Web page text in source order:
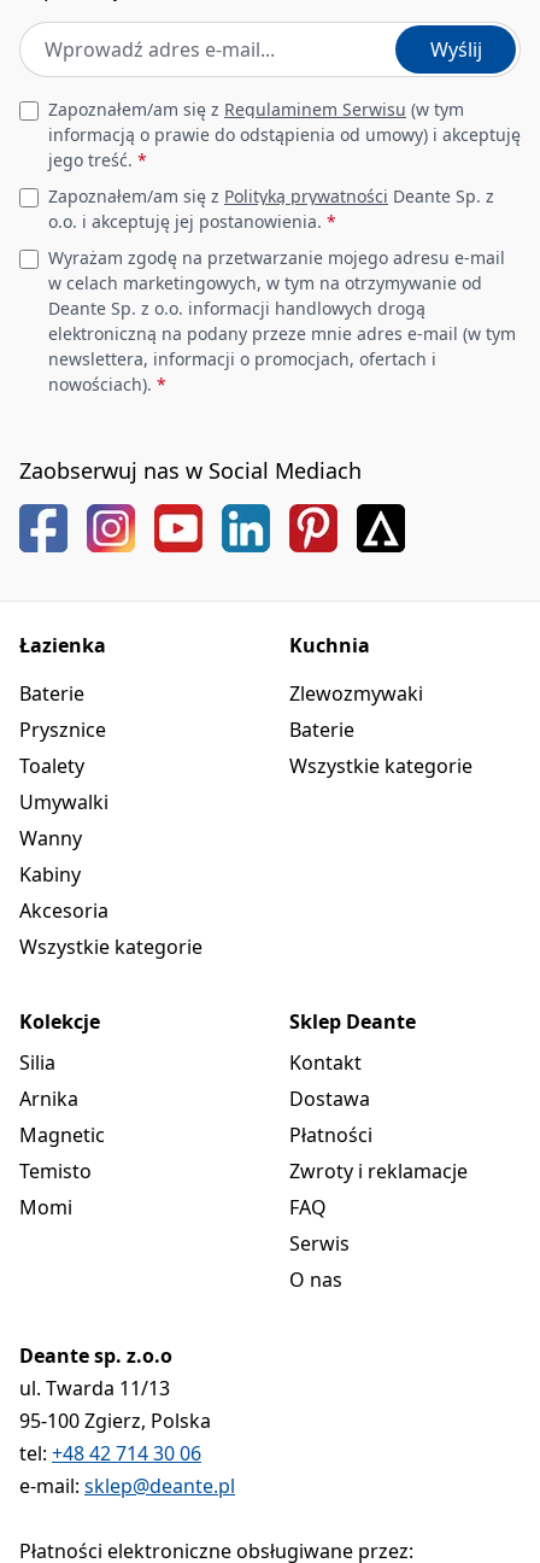
Adres e-mail *
Wyślij
Leave this field empty
Zapoznałem/am się z Regulaminem Serwisu (w tym
informacją o prawie do odstąpienia od umowy) i akceptuję
jego treść. *
Zapoznałem/am się z Polityką prywatności Deante Sp. z
o.o. i akceptuję jej postanowienia. *
Wyrażam zgodę na przetwarzanie mojego adresu e-mail
w celach marketingowych, w tym na otrzymywanie od
Deante Sp. z o.o. informacji handlowych drogą
elektroniczną na podany przeze mnie adres e-mail (w tym
newslettera, informacji o promocjach, ofertach i
nowościach). *
Zaobserwuj nas w Social Mediach
Łazienka
Baterie
Prysznice
Toalety
Umywalki
Wanny
Kabiny
Akcesoria
Wszystkie kategorie
Kuchnia
Zlewozmywaki
Baterie
Wszystkie kategorie
Kolekcje
Silia
Arnika
Magnetic
Temisto
Momi
Sklep Deante
Kontakt
Dostawa
Płatności
Zwroty i reklamacje
FAQ
Serwis
O nas
Deante sp. z.o.o
ul. Twarda 11/13
95-100 Zgierz, Polska
tel: +48 42 714 30 06
e-mail: sklep@deante.pl
Płatności elektroniczne obsługiwane przez: